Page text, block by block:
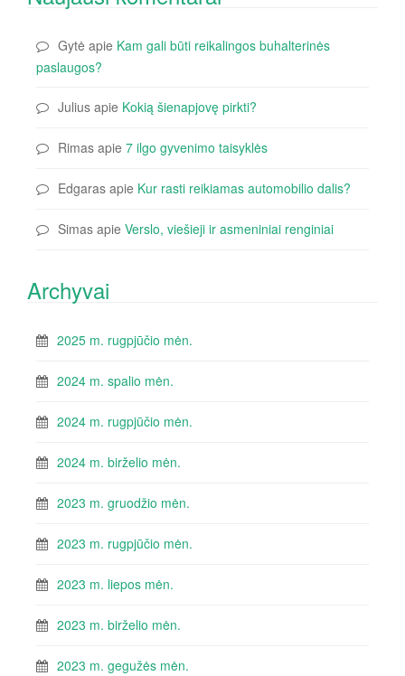
Gytė apie Kam gali būti reikalingos buhalterinės
paslaugos?
Julius apie Kokią šienapjovę pirkti?
Rimas apie 7 ilgo gyvenimo taisyklės
Edgaras apie Kur rasti reikiamas automobilio dalis?
Simas apie Verslo, viešieji ir asmeniniai renginiai
Archyvai
2025 m. rugpjūčio mėn.
2024 m. spalio mėn.
2024 m. rugpjūčio mėn.
2024 m. birželio mėn.
2023 m. gruodžio mėn.
2023 m. rugpjūčio mėn.
2023 m. liepos mėn.
2023 m. birželio mėn.
2023 m. gegužės mėn.